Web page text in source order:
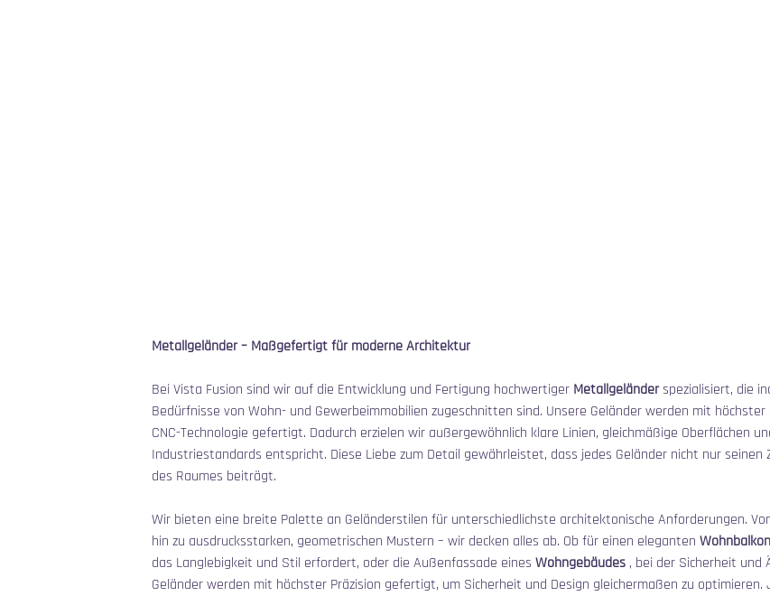
Metallgeländer – Maßgefertigt für moderne Architektur
Bei Vista Fusion sind wir auf die Entwicklung und Fertigung hochwertiger Metallgeländer spezialisiert, die
Bedürfnisse von Wohn- und Gewerbeimmobilien zugeschnitten sind. Unsere Geländer werden mit
CNC-Technologie gefertigt. Dadurch erzielen wir außergewöhnlich klare Linien, gleichmäßige Oberflächen
Industriestandards entspricht. Diese Liebe zum Detail gewährleistet, dass jedes Geländer nicht nur
des Raumes beiträgt.
Wir bieten eine breite Palette an Geländerstilen für unterschiedlichste architektonische Anforderungen.
hin zu ausdrucksstarken, geometrischen Mustern – wir decken alles ab. Ob für einen eleganten Wohnbalkon
das Langlebigkeit und Stil erfordert, oder die Außenfassade eines Wohngebäudes , bei der Sicherheit und
Geländer werden mit höchster Präzision gefertigt, um Sicherheit und Design gleichermaßen zu